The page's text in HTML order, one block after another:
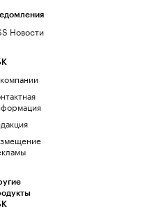
Новости